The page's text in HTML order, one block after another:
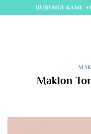
to
HUBUNGI KAMI:
Maklon